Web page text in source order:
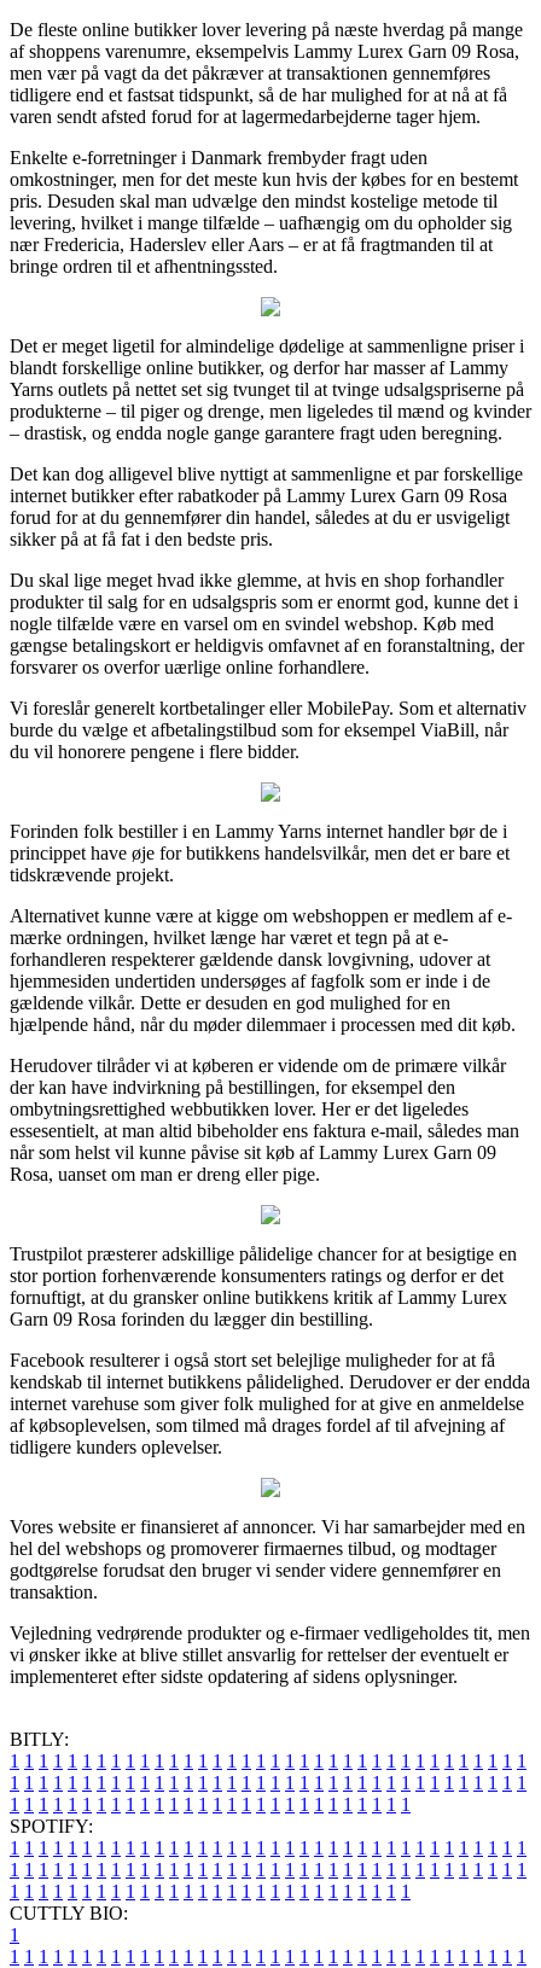
De fleste online butikker lover levering på næste hverdag på mange
af shoppens varenumre, eksempelvis Lammy Lurex Garn 09 Rosa,
men vær på vagt da det påkræver at transaktionen gennemføres
tidligere end et fastsat tidspunkt, så de har mulighed for at nå at få
varen sendt afsted forud for at lagermedarbejderne tager hjem.
Enkelte e-forretninger i Danmark frembyder fragt uden
omkostninger, men for det meste kun hvis der købes for en bestemt
pris. Desuden skal man udvælge den mindst kostelige metode til
levering, hvilket i mange tilfælde – uafhængig om du opholder sig
nær Fredericia, Haderslev eller Aars – er at få fragtmanden til at
bringe ordren til et afhentningssted.
Det er meget ligetil for almindelige dødelige at sammenligne priser i
blandt forskellige online butikker, og derfor har masser af Lammy
Yarns outlets på nettet set sig tvunget til at tvinge udsalgspriserne på
produkterne – til piger og drenge, men ligeledes til mænd og kvinder
– drastisk, og endda nogle gange garantere fragt uden beregning.
Det kan dog alligevel blive nyttigt at sammenligne et par forskellige
internet butikker efter rabatkoder på Lammy Lurex Garn 09 Rosa
forud for at du gennemfører din handel, således at du er usvigeligt
sikker på at få fat i den bedste pris.
Du skal lige meget hvad ikke glemme, at hvis en shop forhandler
produkter til salg for en udsalgspris som er enormt god, kunne det i
nogle tilfælde være en varsel om en svindel webshop. Køb med
gængse betalingskort er heldigvis omfavnet af en foranstaltning, der
forsvarer os overfor uærlige online forhandlere.
Vi foreslår generelt kortbetalinger eller MobilePay. Som et alternativ
burde du vælge et afbetalingstilbud som for eksempel ViaBill, når
du vil honorere pengene i flere bidder.
Forinden folk bestiller i en Lammy Yarns internet handler bør de i
princippet have øje for butikkens handelsvilkår, men det er bare et
tidskrævende projekt.
Alternativet kunne være at kigge om webshoppen er medlem af e-
mærke ordningen, hvilket længe har været et tegn på at e-
forhandleren respekterer gældende dansk lovgivning, udover at
hjemmesiden undertiden undersøges af fagfolk som er inde i de
gældende vilkår. Dette er desuden en god mulighed for en
hjælpende hånd, når du møder dilemmaer i processen med dit køb.
Herudover tilråder vi at køberen er vidende om de primære vilkår
der kan have indvirkning på bestillingen, for eksempel den
ombytningsrettighed webbutikken lover. Her er det ligeledes
essesentielt, at man altid bibeholder ens faktura e-mail, således man
når som helst vil kunne påvise sit køb af Lammy Lurex Garn 09
Rosa, uanset om man er dreng eller pige.
Trustpilot præsterer adskillige pålidelige chancer for at besigtige en
stor portion forhenværende konsumenters ratings og derfor er det
fornuftigt, at du gransker online butikkens kritik af Lammy Lurex
Garn 09 Rosa forinden du lægger din bestilling.
Facebook resulterer i også stort set belejlige muligheder for at få
kendskab til internet butikkens pålidelighed. Derudover er der endda
internet varehuse som giver folk mulighed for at give en anmeldelse
af købsoplevelsen, som tilmed må drages fordel af til afvejning af
tidligere kunders oplevelser.
Vores website er finansieret af annoncer. Vi har samarbejder med en
hel del webshops og promoverer firmaernes tilbud, og modtager
godtgørelse forudsat den bruger vi sender videre gennemfører en
transaktion.
Vejledning vedrørende produkter og e-firmaer vedligeholdes tit, men
vi ønsker ikke at blive stillet ansvarlig for rettelser der eventuelt er
implementeret efter sidste opdatering af sidens oplysninger.
BITLY:
1 1 1 1 1 1 1 1 1 1 1 1 1 1 1 1 1 1 1 1 1 1 1 1 1 1 1 1 1 1 1 1 1 1 1 1
1 1 1 1 1 1 1 1 1 1 1 1 1 1 1 1 1 1 1 1 1 1 1 1 1 1 1 1 1 1 1 1 1 1 1 1
1 1 1 1 1 1 1 1 1 1 1 1 1 1 1 1 1 1 1 1 1 1 1 1 1 1 1 1
SPOTIFY:
1 1 1 1 1 1 1 1 1 1 1 1 1 1 1 1 1 1 1 1 1 1 1 1 1 1 1 1 1 1 1 1 1 1 1 1
1 1 1 1 1 1 1 1 1 1 1 1 1 1 1 1 1 1 1 1 1 1 1 1 1 1 1 1 1 1 1 1 1 1 1 1
1 1 1 1 1 1 1 1 1 1 1 1 1 1 1 1 1 1 1 1 1 1 1 1 1 1 1 1
CUTTLY BIO:
1
1 1 1 1 1 1 1 1 1 1 1 1 1 1 1 1 1 1 1 1 1 1 1 1 1 1 1 1 1 1 1 1 1 1 1 1